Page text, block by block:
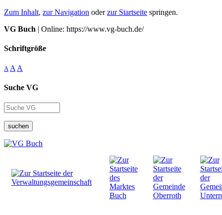
Zum Inhalt, zur Navigation oderzur Startseite springen.
VG Buch | Online: https://www.vg-buch.de/
Schriftgröße
A A A
Suche VG
suchen